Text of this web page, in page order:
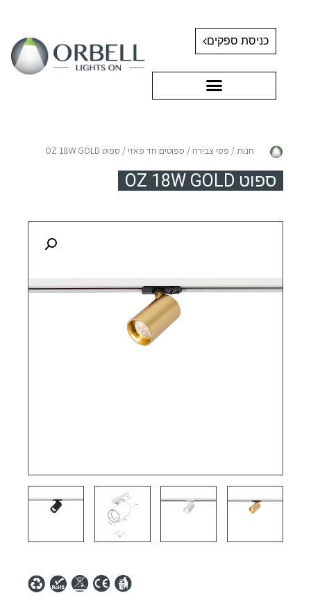
כניסת ספקים
חנות / פסי צבירה / ספוטים חד פאזי/ ספוט OZ 18W GOLD
ספוט OZ 18W GOLD